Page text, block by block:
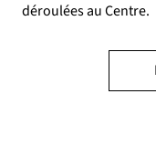
déroulées au Centre.